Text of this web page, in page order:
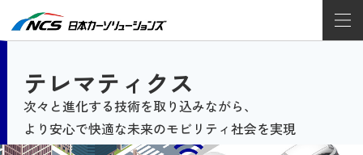
テレマティクス
次々と進化する技術を取り込みながら、
より安心で快適な未来のモビリティ社会を実現